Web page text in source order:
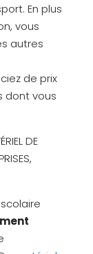
En plus
vous
autres
de prix
dont vous
DE